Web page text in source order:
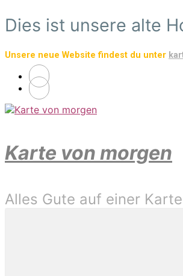
Zum
Hauptinhalt
Dies ist unsere alte
Unsere neue Website findest du unter
Karte von morgen
Alles Gute auf einer Karte